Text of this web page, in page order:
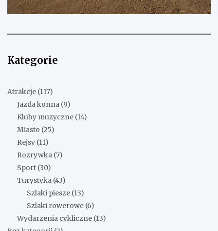
Kategorie
Atrakcje (117)
Jazda konna (9)
Kluby muzyczne (14)
Miasto (25)
Rejsy (11)
Rozrywka (7)
Sport (30)
Turystyka (43)
Szlaki piesze (13)
Szlaki rowerowe (6)
Wydarzenia cykliczne (13)